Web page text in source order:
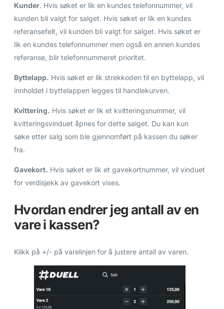
Kunder. Hvis søket er lik en kundes telefonnummer, vil
kunden bli valgt for salget. Hvis søket er lik en kundes
referansefelt, vil kunden bli valgt for salget. Hvis søket er
lik en kundes telefonnummer men også en annen kundes
referanse, blir telefonnummeret prioritet.
Byttelapp. Hvis søket er lik strekkoden til en byttelapp, vil
innholdet i byttelappen legges til handlekurven.
Kvittering. Hvis søket er lik et kvitteringsnummer, vil
kvitteringsvinduet åpnes for dette salget. Du kan kun
søke etter salg som ble gjennomført på kassen du søker
fra.
Gavekort. Hvis søket er lik et gavekortnummer, vil vinduet
for verdisjekk av gavekort vises.
Hvordan endrer jeg antall av en
vare i kassen?
Klikk på +/- på varelinjen for å justere antall av varen.